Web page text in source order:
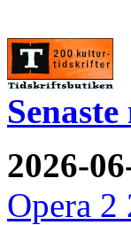
2026-
Opera 2